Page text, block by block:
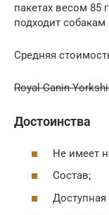
пакетах весом 85
подходит
Средняя
Royal Canin
Достоинства
Не имеет
Состав;
Доступная